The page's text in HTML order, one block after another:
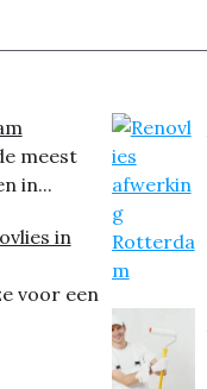
meest
in...
in
voor een